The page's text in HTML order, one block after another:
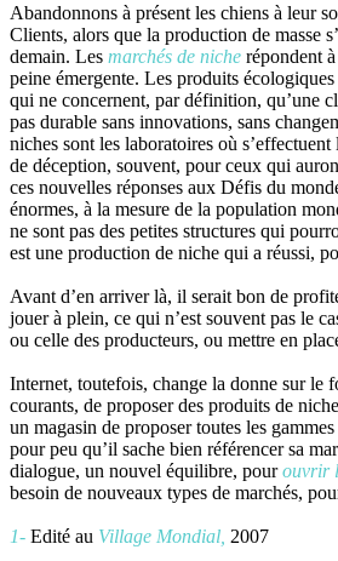
Abandonnons à présent les chiens à leur
Clients, alors que la production de masse
demain. Les marchés de niche répondent
peine émergente. Les produits
qui ne concernent, par définition, qu’une
pas durable sans innovations, sans
niches sont les laboratoires où
de déception, souvent, pour ceux qui
ces nouvelles réponses aux Défis du
énormes, à la mesure de la population
ne sont pas des petites structures qui
est une production de niche qui a réussi,
Avant d’en arriver là, il serait bon de
jouer à plein, ce qui n’est souvent pas le
ou celle des producteurs, ou mettre en
Internet, toutefois, change la donne sur le
courants, de proposer des produits de
un magasin de proposer toutes les
pour peu qu’il sache bien référencer sa
dialogue, un nouvel équilibre, pourouvrir
besoin de nouveaux types de marchés,
1- Edité au Village Mondial, 2007